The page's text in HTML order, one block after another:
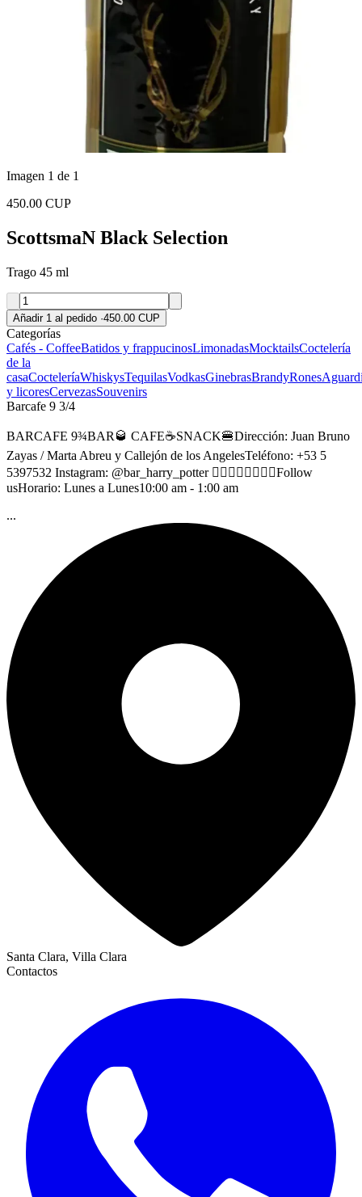
Imagen 1 de 1
450.00 CUP
ScottsmaN Black Selection
Trago 45 ml
Añadir 1 al pedido ·450.00 CUP
Categorías
Cafés - CoffeeBatidos y frappucinosLimonadasMocktailsCoctelería
de la
casaCocteleríaWhiskysTequilasVodkasGinebrasBrandyRones
y licoresCervezasSouvenirs
Barcafe 9 3/4
BARCAFE 9¾BAR🥃 CAFE☕SNACK🍔Dirección: Juan Bruno
Zayas / Marta Abreu y Callejón de los AngelesTeléfono: +53 5
5397532 Instagram: @bar_harry_potter 👆🏻👆🏻👆🏻👆🏻Follow
usHorario: Lunes a Lunes10:00 am - 1:00 am
...
Santa Clara, Villa Clara
Contactos